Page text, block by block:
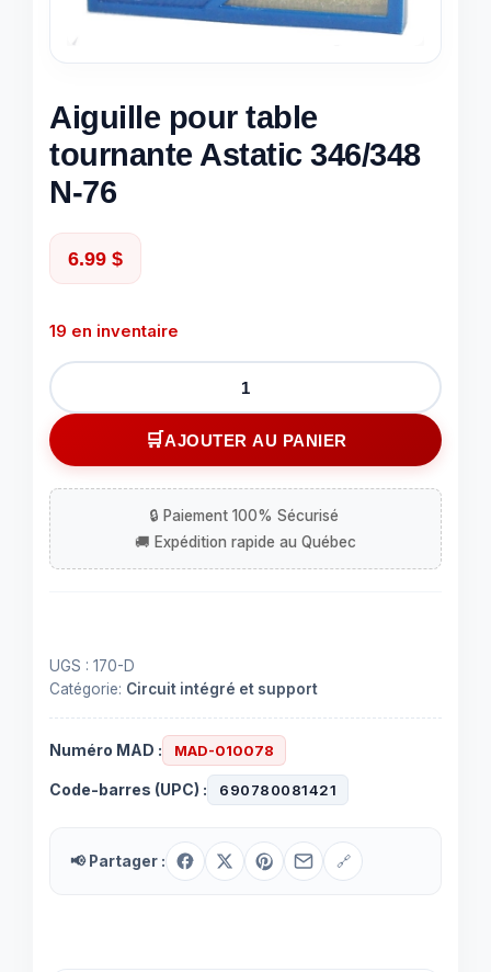
Aiguille pour table
tournante Astatic 346/348
N-76
6.99 $
19 en inventaire
quantité
de
Aiguille
pour
table
tournante
Astatic
346/348
AJOUTER AU PANIER
UGS : 170-D
Catégorie: Circuit intégré et support
Numéro MAD : MAD-010078
Code-barres (UPC) : 690780081421
📢 Partager : 🔗